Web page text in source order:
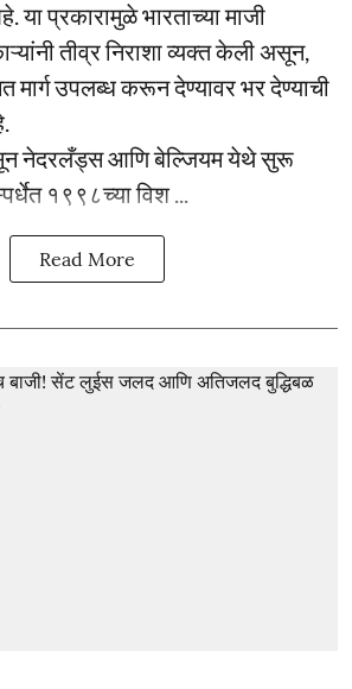
या प्रकारामुळे भारताच्या माजी
तीव्र निराशा व्यक्त केली असून,
मार्ग उपलब्ध करून देण्यावर भर देण्याची
नेदरलँड्स आणि बेल्जियम येथे सुरू
१९९८च्या विश ...
Read More